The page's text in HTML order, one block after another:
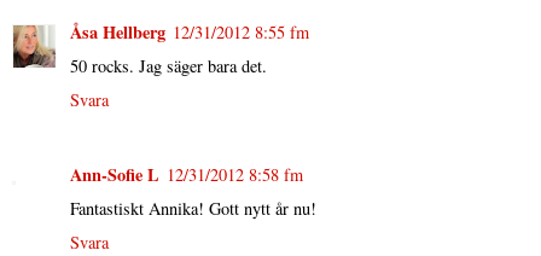
Åsa Hellberg 12/31/2012 8:55 fm
50 rocks. Jag säger bara det.
Svara
Ann-Sofie L 12/31/2012 8:58 fm
Fantastiskt Annika! Gott nytt år nu!
Svara